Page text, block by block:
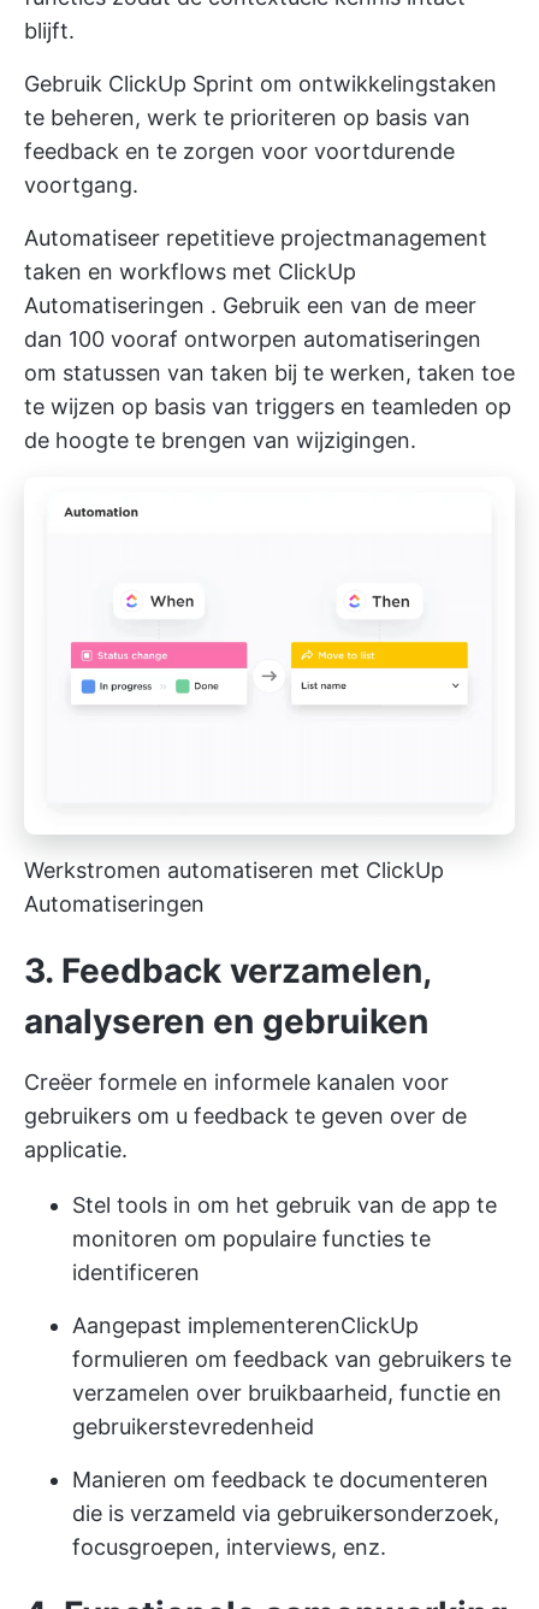
blijft.
Gebruik ClickUp Sprint om ontwikkelingstaken
te beheren, werk te prioriteren op basis van
feedback en te zorgen voor voortdurende
voortgang.
Automatiseer repetitieve projectmanagement
taken en workflows met ClickUp
Automatiseringen . Gebruik een van de meer
dan 100 vooraf ontworpen automatiseringen
om statussen van taken bij te werken, taken toe
te wijzen op basis van triggers en teamleden op
de hoogte te brengen van wijzigingen.
Werkstromen automatiseren met ClickUp
Automatiseringen
3. Feedback verzamelen,
analyseren en gebruiken
Creëer formele en informele kanalen voor
gebruikers om u feedback te geven over de
applicatie.
Stel tools in om het gebruik van de app te
monitoren om populaire functies te
identificeren
Aangepast implementerenClickUp
formulieren om feedback van gebruikers te
verzamelen over bruikbaarheid, functie en
gebruikerstevredenheid
Manieren om feedback te documenteren
die is verzameld via gebruikersonderzoek,
focusgroepen, interviews, enz.